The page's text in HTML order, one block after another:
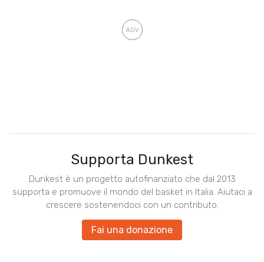
Supporta Dunkest
Dunkest è un progetto autofinanziato che dal 2013
supporta e promuove il mondo del basket in Italia. Aiutaci a
crescere sostenendoci con un contributo.
Fai una donazione